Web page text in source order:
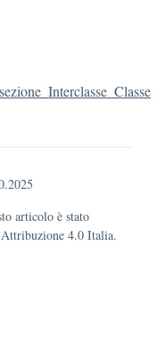
articolo è stato
4.0 Italia.